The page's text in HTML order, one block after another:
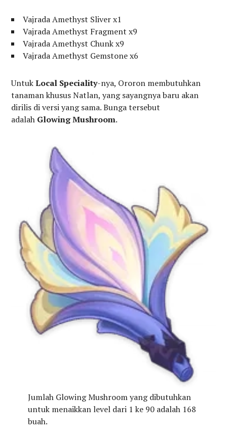
Vajrada Amethyst Sliver x1
Vajrada Amethyst Fragment x9
Vajrada Amethyst Chunk x9
Vajrada Amethyst Gemstone x6
UntukLocal Speciality-nya, Ororon membutuhkan
tanaman khusus Natlan, yang sayangnya baru akan
dirilis di versi yang sama. Bunga tersebut
adalah Glowing Mushroom.
Jumlah Glowing Mushroom yang dibutuhkan
untuk menaikkan level dari 1 ke 90 adalah 168
buah.